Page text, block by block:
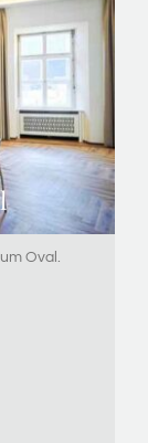
Oval.